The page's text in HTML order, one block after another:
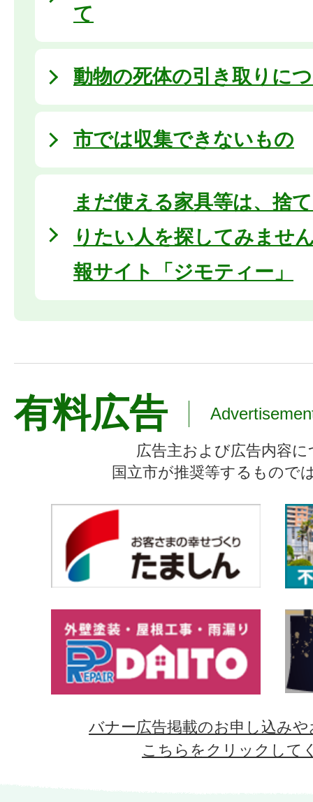
て
動物の死体の引き取りに
市では収集できないもの
まだ使える家具等は、捨
りたい人を探してみませ
報サイト「ジモティー」
有料広告
広告主および広告内容
国立市が推奨等するもので
バナー広告掲載のお申し込み
こちらをクリックして